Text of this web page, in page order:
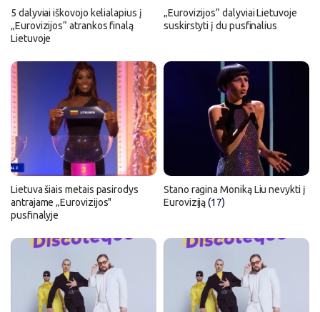
5 dalyviai iškovojo kelialapius į
„Eurovizijos“ atrankos finalą
Lietuvoje
„Eurovizijos“ dalyviai Lietuvoje
suskirstyti į du pusfinalius
Lietuva šiais metais pasirodys
antrajame „Eurovizijos"
pusfinalyje
Stano ragina Moniką Liu nevykti į
Euroviziją(17)